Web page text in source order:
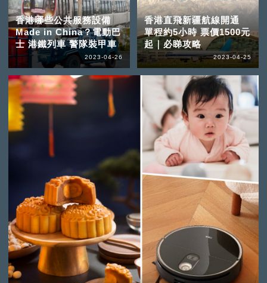
香港哪些公共服務設備
Made in China？電動巴
士 港鐵列車 警隊裝甲車
2023-04-26
香港直飛新疆航線開通
單程約5小時 票價1500元
起｜必睇攻略
2023-04-25